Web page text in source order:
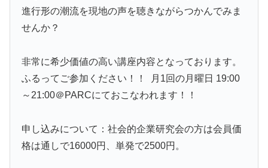
進行形の潮流を現地の声を聴きながらつかんでみま
せんか？
非常に希少価値の高い講座内容となっております。
ふるってご参加ください！！ 月1回の月曜日 19:00
～21:00＠PARCにておこなわれます！！
申し込みについて：社会的企業研究会の方は会員価
格は通しで16000円、単発で2500円。